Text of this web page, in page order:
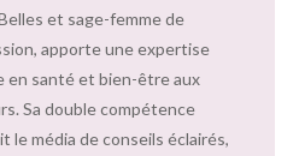
et sage-femme de
apporte une expertise
en santé et bien-être aux
Sa double compétence
le média de conseils éclairés,